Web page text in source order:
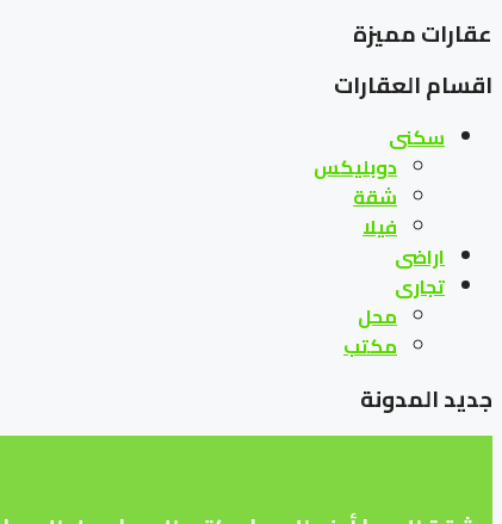
عقارات مميزة
اقسام العقارات
سكنى
دوبليكس
شقة
فيلا
اراضى
تجارى
محل
مكتب
جديد المدونة